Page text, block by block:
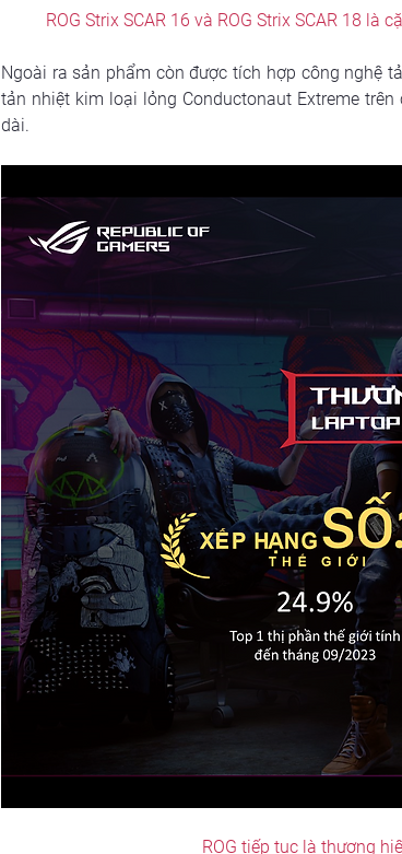
ROG Strix SCAR 16 và ROG Strix SCAR 18
Ngoài ra sản phẩm còn được tích hợp công nghệ
tản nhiệt kim loại lỏng Conductonaut Extreme
dài.
ROG tiếp tục là thương